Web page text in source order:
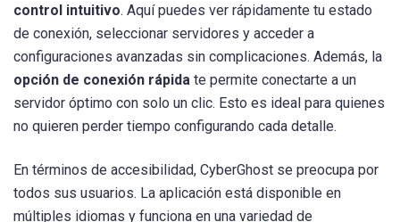
control intuitivo. Aquí puedes ver rápidamente tu estado
de conexión, seleccionar servidores y acceder a
configuraciones avanzadas sin complicaciones. Además, la
opción de conexión rápida te permite conectarte a un
servidor óptimo con solo un clic. Esto es ideal para quienes
no quieren perder tiempo configurando cada detalle.
En términos de accesibilidad, CyberGhost se preocupa por
todos sus usuarios. La aplicación está disponible en
múltiples idiomas y funciona en una variedad de